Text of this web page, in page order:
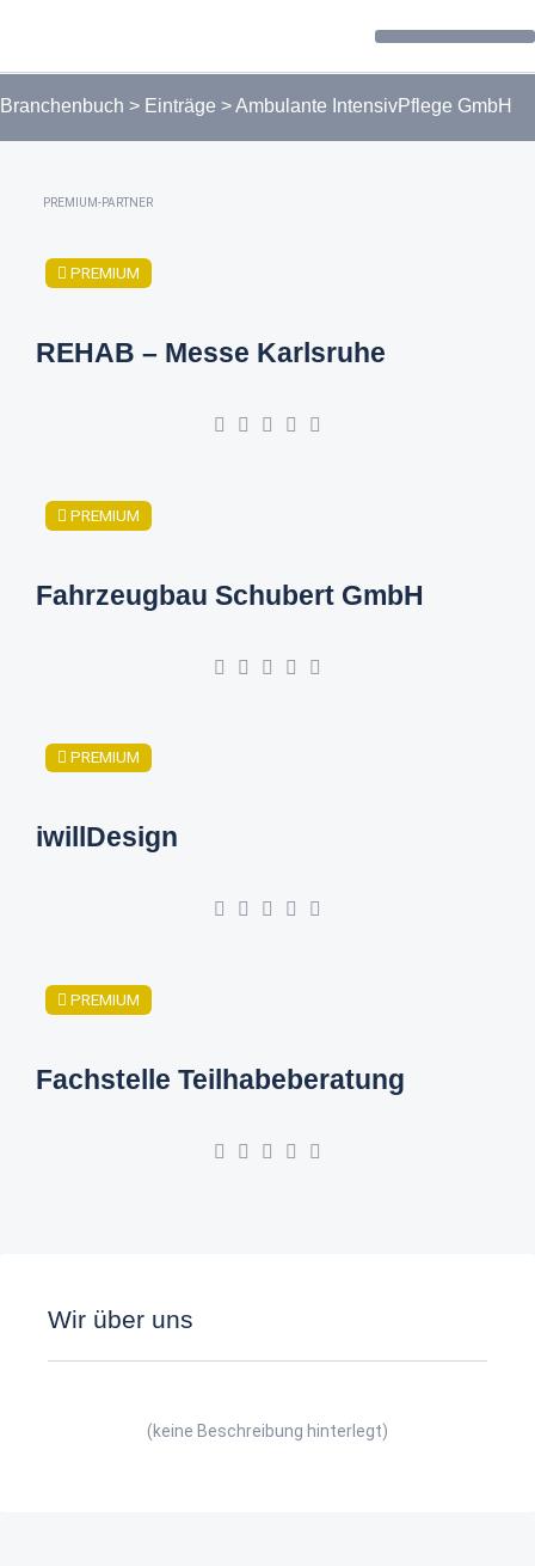
Branchenbuch > Einträge >Ambulante IntensivPflege GmbH
PREMIUM-PARTNER
PREMIUM
REHAB – Messe Karlsruhe
PREMIUM
Fahrzeugbau Schubert GmbH
PREMIUM
iwillDesign
PREMIUM
Fachstelle Teilhabeberatung
Wir über uns
(keine Beschreibung hinterlegt)